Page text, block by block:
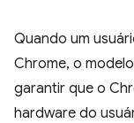
Quando um
Chrome, o
garantir que o
hardware do